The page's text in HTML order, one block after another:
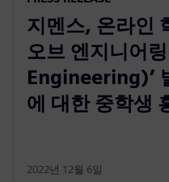
지멘스, 온라인
오브 엔지니어
Engineering)’
에 대한 중학생
2022년 12월 6일